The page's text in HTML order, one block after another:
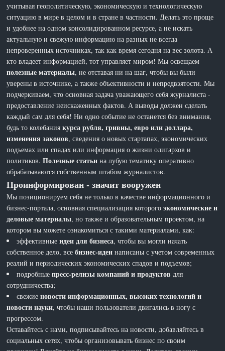
учитывая геополитическую, экономическую и технологическую
ситуацию в мире в целом и в стране в частности. Делать это проще
и удобнее на одном консолидированном ресурсе, а не искать
актуальную и свежую информацию на разных не всегда
непроверенных источниках, так как время сегодня на вес золота. А
кто владеет информацией, тот управляет миром! Мы освещаем
полезные материалы, не отставая ни на шаг, чтобы вы были
уверены в источнике, а также объективности и непредвзятости. Мы
подчеркиваем, что основная задача уважающего себя журналиста -
предоставление неискаженных фактов. А выводы должен сделать
каждый сам для себя! Ни одно событие не останется без внимания,
будь то колебаниякурса рубля, гривны, евро или доллара,
изменения законов, сведения о новых стартапах, экономических
подъемах или спадах или информация о жизни олигархов и
политиков.Полезные статьи на лубую тематику оперативно
обрабатываются собственным штабом журналистов.
Проинформирован - значит вооружен
Мы позиционируем себя не только в качестве информационного и
бизнес-портала, основная специализация которогоэкономические и
деловые материалы, но также и образовательным проектом, на
котором вы можете ознакомиться с такими материалами, как:
эффективныеидеи для бизнеса, чтобы вы могли начать
собственное дело, всебизнес-идеи написаны с учетом современных
реалий и периодических экономических спадов и подъемов;
подробныепресс-релизы компаний и продуктов для
сотрудничества;
свежиеновости информационных, высоких технологий и
новости науки, чтобы наши пользователи двигались в ногу с
прогрессом.
Оставайтесь с нами, подписывайтесь на новости, добавляйтесь в
социальных сетях, чтобы организовывать бизнес по своим